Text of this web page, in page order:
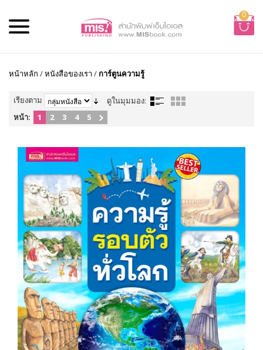
0
หน้าหลัก /หนังสือของเรา /การ์ตูนความรู้
เรียงตาม
ดูในมุมมอง:
หน้า:
1 2 3 4 5